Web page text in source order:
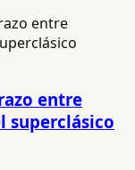
entre
superclásico